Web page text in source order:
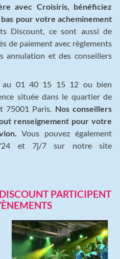
avec Croisiris, bénéficiez
pour votre acheminement
Discount, ce sont aussi de
de paiement avec règlements
annulation et des conseillers
au 01 40 15 15 12 ou bien
située dans le quartier de
75001 Paris. Nos conseillers
renseignement pour votre
Vous pouvez également
24 et 7j/7 sur notre site
PARTICIPENT